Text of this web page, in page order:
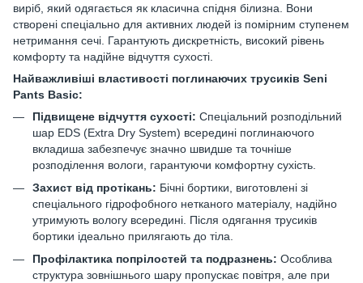
виріб, який одягається як класична спідня білизна. Вони
створені спеціально для активних людей із помірним ступенем
нетримання сечі. Гарантують дискретність, високий рівень
комфорту та надійне відчуття сухості.
Найважливіші властивості поглинаючих трусиків Seni
Pants Basic:
Підвищене відчуття сухості: Спеціальний розподільний
шар EDS (Extra Dry System) всередині поглинаючого
вкладиша забезпечує значно швидше та точніше
розподілення вологи, гарантуючи комфортну сухість.
Захист від протікань: Бічні бортики, виготовлені зі
спеціального гідрофобного нетканого матеріалу, надійно
утримують вологу всередині. Після одягання трусиків
бортики ідеально прилягають до тіла.
Профілактика попрілостей та подразнень: Особлива
структура зовнішнього шару пропускає повітря, але при